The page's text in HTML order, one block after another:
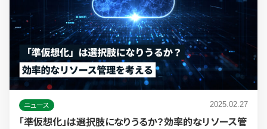
ニュース 2025.02.27
「準仮想化」は選択肢になりうるか？効率的なリソース管